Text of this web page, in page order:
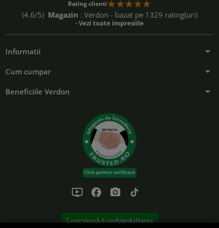
Rating clienti
(4.6/5) Magazin : Verdon - bazat pe 1329 rating(uri)
- Vezi toate impresiile
Informatii arrow_drop_down
Cum cumpar arrow_drop_down
Beneficiile Verdon arrow_drop_down
ondemand_video facebook photo_camera tiktok
Controlează-ți confidențialitatea